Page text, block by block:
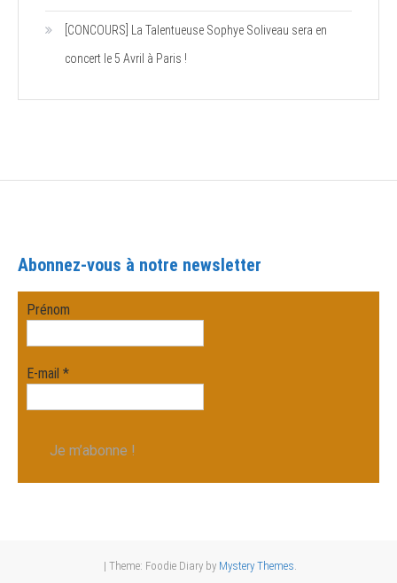
[CONCOURS] La Talentueuse Sophye Soliveau sera en
concert le 5 Avril à Paris !
Abonnez-vous à notre newsletter
Prénom
E-mail*
| Theme: Foodie Diary by Mystery Themes.